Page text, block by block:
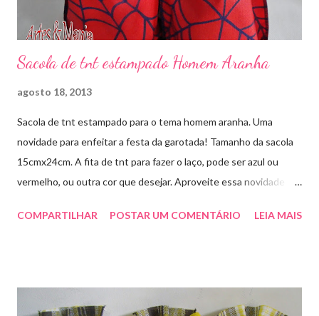
Sacola de tnt estampado Homem Aranha
agosto 18, 2013
Sacola de tnt estampado para o tema homem aranha. Uma
novidade para enfeitar a festa da garotada! Tamanho da sacola
15cmx24cm. A fita de tnt para fazer o laço, pode ser azul ou
vermelho, ou outra cor que desejar. Aproveite essa novidade e
COMPARTILHAR
POSTAR UM COMENTÁRIO LEIA MAIS